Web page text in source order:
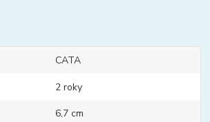
CATA
2 roky
6,7 cm